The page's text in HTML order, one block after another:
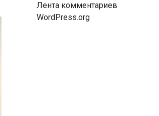
Лента комментариев
WordPress.org